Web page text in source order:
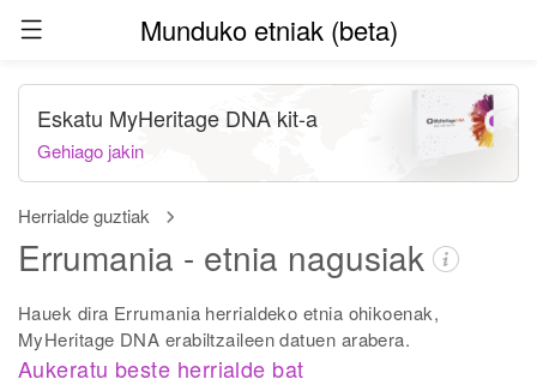
Munduko etniak (beta)
Herrialde guztiak
Errumania - etnia nagusiak
Hauek dira Errumania herrialdeko etnia ohikoenak,
MyHeritage DNA erabiltzaileen datuen arabera.
Aukeratu beste herrialde bat
Eskatu MyHeritage DNA kit-a
Gehiago jakin